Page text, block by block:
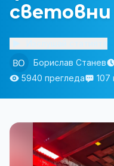
Борислав Станев
5940 прегледа
107